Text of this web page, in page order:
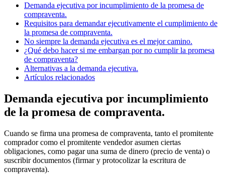
Demanda ejecutiva por incumplimiento de la promesa de
compraventa.
Requisitos para demandar ejecutivamente el cumplimiento de
la promesa de compraventa.
No siempre la demanda ejecutiva es el mejor camino.
¿Qué debo hacer si me embargan por no cumplir la promesa
de compraventa?
Alternativas a la demanda ejecutiva.
Artículos relacionados
Demanda ejecutiva por incumplimiento
de la promesa de compraventa.
Cuando se firma una promesa de compraventa, tanto el promitente
comprador como el promitente vendedor asumen ciertas
obligaciones, como pagar una suma de dinero (precio de venta) o
suscribir documentos (firmar y protocolizar la escritura de
compraventa).